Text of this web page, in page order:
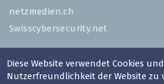
netzmedien.ch
Swisscybersecurity.net
Impressum
Diese Website verwendet Cookies
Nutzerfreundlichkeit der Website zu